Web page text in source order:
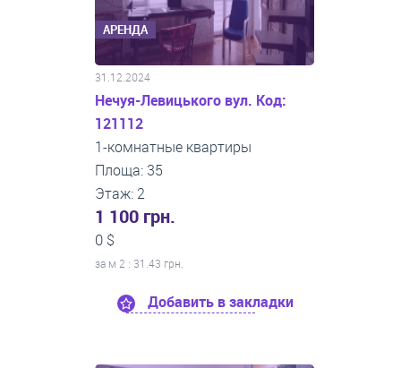
АРЕНДА
31.12.2024
Нечуя-Левицького вул. Код:
121112
1-комнатные квартиры
Площа: 35
Этаж: 2
1 100 грн.
0 $
за м 2 : 31.43 грн.
Добавить в закладки